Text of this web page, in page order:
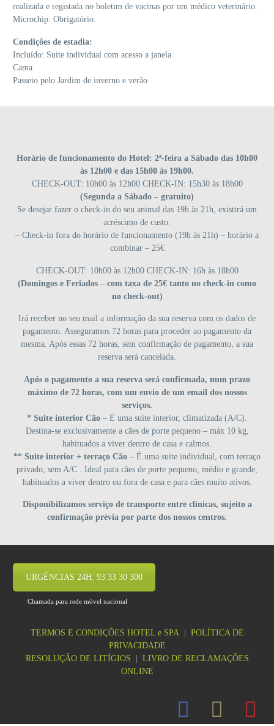
realizada e registada no boletim de vacinas por um médico veterinário.
Microchip: Obrigatório.
Condições de estadia:
Incluído: Suite individual com acesso a janela
Cama
Passeio pelo Jardim de inverno e verão
Horário de funcionamento do Hotel: 2ª-feira a Sábado das 10h00
às 12h00 e das 15h00 às 19h00.
CHECK-OUT: 10h00 às 12h00 CHECK-IN: 15h30 às 18h00
(Segunda a Sábado – gratuito)
Se desejar fazer o check-in do seu animal das 19h às 21h, existirá um
acréscimo de custo:
– Check-in fora do horário de funcionamento (19h às 21h) – horário a
combinar – 25€
CHECK-OUT: 10h00 às 12h00 CHECK-IN: 16h às 18h00
(Domingos e Feriados – com taxa de 25€ tanto no check-in como
no check-out)
Irá receber no seu mail a informação da sua reserva com os dados de
pagamento. Asseguramos 72 horas para proceder ao pagamento da
mesma. Após essas 72 horas, sem confirmação de pagamento, a sua
reserva será cancelada.
Após o pagamento a sua reserva será confirmada, num prazo
máximo de 72 horas, com um envio de um email dos nossos
serviços.
* Suite interior Cão – É uma suite interior, climatizada (A/C).
Destina-se exclusivamente a cães de porte pequeno – máx 10 kg,
habituados a viver dentro de casa e calmos.
** Suite interior + terraço Cão – É uma suite individual, com terraço
privado, sem A/C . Ideal para cães de porte pequeno, médio e grande,
habituados a viver dentro ou fora de casa e para cães muito ativos.
Disponibilizamos serviço de transporte entre clínicas, sujeito a
confirmação prévia por parte dos nossos centros.
URGÊNCIAS 24H: 93 33 30 300
Chamada para rede móvel nacional
TERMOS E CONDIÇÕES HOTEL e SPA| POLÍTICA DE
PRIVACIDADE
RESOLUÇÃO DE LITÍGIOS
LIVRO DE RECLAMAÇÕES
ONLINE